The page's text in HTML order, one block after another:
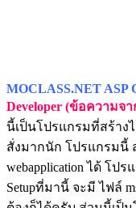
MOCLASS.NET ASP
Developer (ข้อความ
นี้เป็นโปรแกรมที่สร้าง
สั่งมากนัก โปรแกรมนี้
webapplication ได้ โป
Setupที่มานี้ จะมี ไฟล์